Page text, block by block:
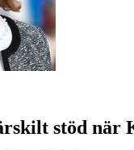
stöd när